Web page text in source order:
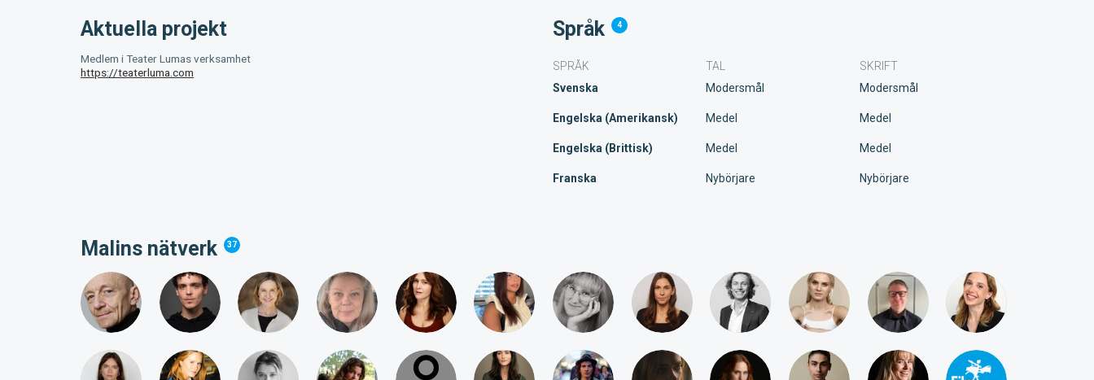
Aktuella projekt
Medlem i Teater Lumas verksamhet
https://teaterluma.com
Språk 4
SPRÅK TAL
SKRIFT
Svenska
Modersmål Modersmål
Engelska (Amerikansk) Medel Medel
Engelska (Brittisk) Medel Medel
Franska Nybörjare Nybörjare
Malins nätverk 37